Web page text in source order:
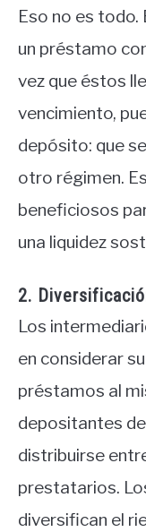
Eso no es
un préstamo
vez que éstos
vencimiento,
depósito: que
otro régimen.
beneficiosos
una liquidez
2.
Los
en considerar
préstamos al
depositantes
distribuirse
prestatarios.
diversifican el